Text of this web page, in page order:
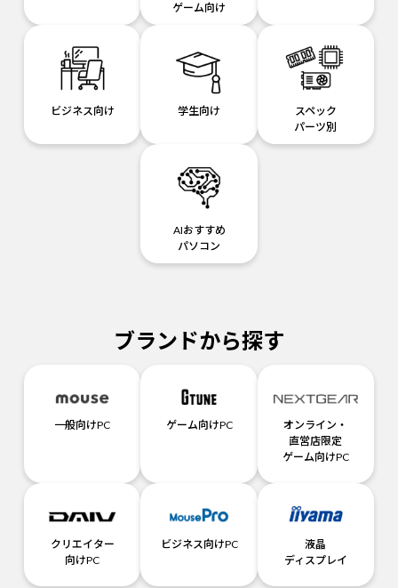
ゲーム向け
ビジネス向け 学生向け
スペック
パーツ別
AIおすすめ
パソコン
ブランドから探す
一般向けPC ゲーム向けPC
オンライン・
直営店限定
ゲーム向けPC
クリエイター
向けPC
ビジネス向けPC
液晶
ディスプレイ